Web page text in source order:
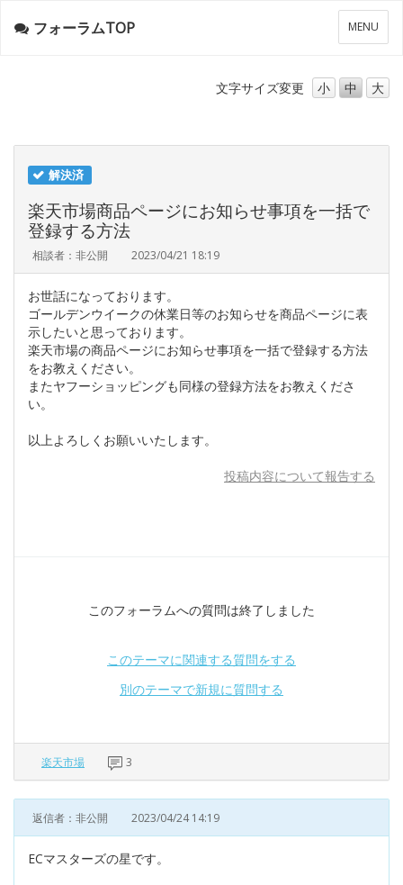
メ
ニ
ー
MENU
フォーラムTOP
文字サイズ変更 小 中 大
解決済
楽天市場商品ページにお知らせ事項を一括で
登録する方法
相談者：非公開 2023/04/21 18:19
お世話になっております。
ゴールデンウイークの休業日等のお知らせを商品ページに表
示したいと思っております。
楽天市場の商品ページにお知らせ事項を一括で登録する方法
をお教えください。
またヤフーショッピングも同様の登録方法をお教えくださ
い。
以上よろしくお願いいたします。
投稿内容について報告する
このフォーラムへの質問は終了しました
このテーマに関連する質問をする
別のテーマで新規に質問する
楽天市場 3
返信者：非公開 2023/04/24 14:19
ECマスターズの星です。